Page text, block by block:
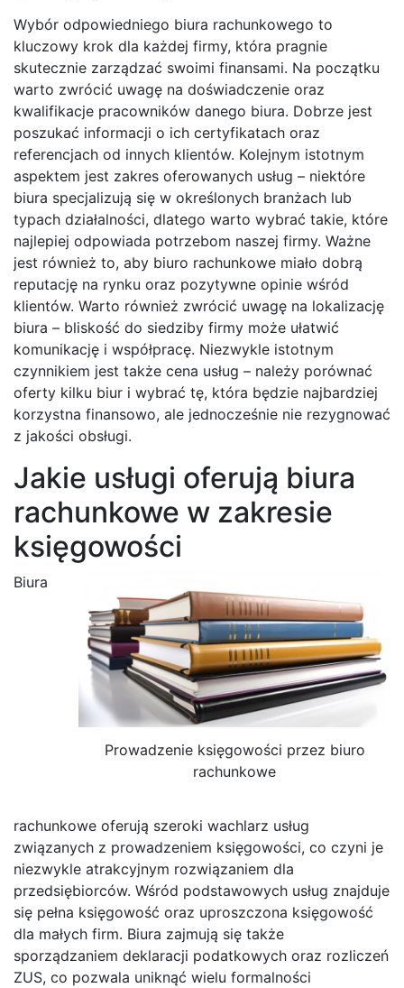
Wybór odpowiedniego biura rachunkowego to
kluczowy krok dla każdej firmy, która pragnie
skutecznie zarządzać swoimi finansami. Na początku
warto zwrócić uwagę na doświadczenie oraz
kwalifikacje pracowników danego biura. Dobrze jest
poszukać informacji o ich certyfikatach oraz
referencjach od innych klientów. Kolejnym istotnym
aspektem jest zakres oferowanych usług – niektóre
biura specjalizują się w określonych branżach lub
typach działalności, dlatego warto wybrać takie, które
najlepiej odpowiada potrzebom naszej firmy. Ważne
jest również to, aby biuro rachunkowe miało dobrą
reputację na rynku oraz pozytywne opinie wśród
klientów. Warto również zwrócić uwagę na lokalizację
biura – bliskość do siedziby firmy może ułatwić
komunikację i współpracę. Niezwykle istotnym
czynnikiem jest także cena usług – należy porównać
oferty kilku biur i wybrać tę, która będzie najbardziej
korzystna finansowo, ale jednocześnie nie rezygnować
z jakości obsługi.
Jakie usługi oferują biura
rachunkowe w zakresie
księgowości
Prowadzenie księgowości przez biuro
rachunkowe
Biura
rachunkowe oferują szeroki wachlarz usług
związanych z prowadzeniem księgowości, co czyni je
niezwykle atrakcyjnym rozwiązaniem dla
przedsiębiorców. Wśród podstawowych usług znajduje
się pełna księgowość oraz uproszczona księgowość
dla małych firm. Biura zajmują się także
sporządzaniem deklaracji podatkowych oraz rozliczeń
ZUS, co pozwala uniknąć wielu formalności